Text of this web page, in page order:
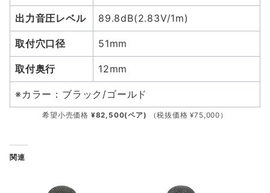
出力音圧レベル 89.8dB(2.83V/1m)
取付穴口径 51mm
取付奥行 12mm
※カラー：ブラック/ゴールド
希望小売価格 ¥82,500(ペア) （税抜価格 ¥75,000）
関連